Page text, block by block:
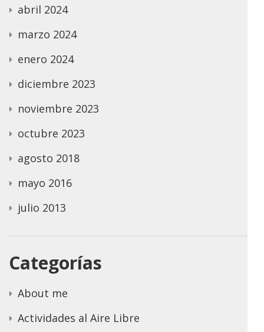
abril 2024
marzo 2024
enero 2024
diciembre 2023
noviembre 2023
octubre 2023
agosto 2018
mayo 2016
julio 2013
Categorías
About me
Actividades al Aire Libre